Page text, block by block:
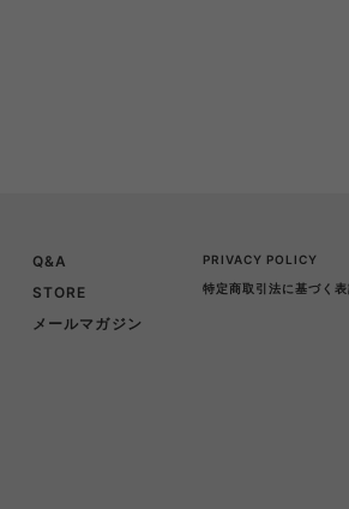
Q&A
STORE
メールマガジン
PRIVACY POLICY
特定商取引法に基づく